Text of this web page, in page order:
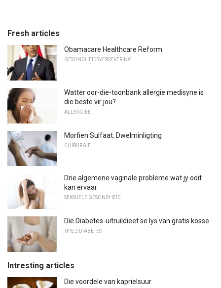
Fresh articles
Obamacare Healthcare Reform
GESONDHEIDSVERSEKERING
Watter oor-die-toonbank allergie medisyne is
die beste vir jou?
ALLERGIEË
Morfien Sulfaat: Dwelminligting
CHIRURGIE
Drie algemene vaginale probleme wat jy ooit
kan ervaar
SEKSUELE GESONDHEID
Die Diabetes-uitruildieet se lys van gratis kosse
TIPE 2 DIABETES
Intresting articles
Die voordele van kaprielsuur